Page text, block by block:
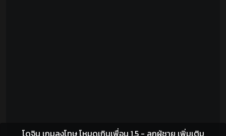
โดจิน เกมลงโทษ โหมดเกินเพื่อน 1.5 - ลูกผู้ชาย เพิ่มเติม